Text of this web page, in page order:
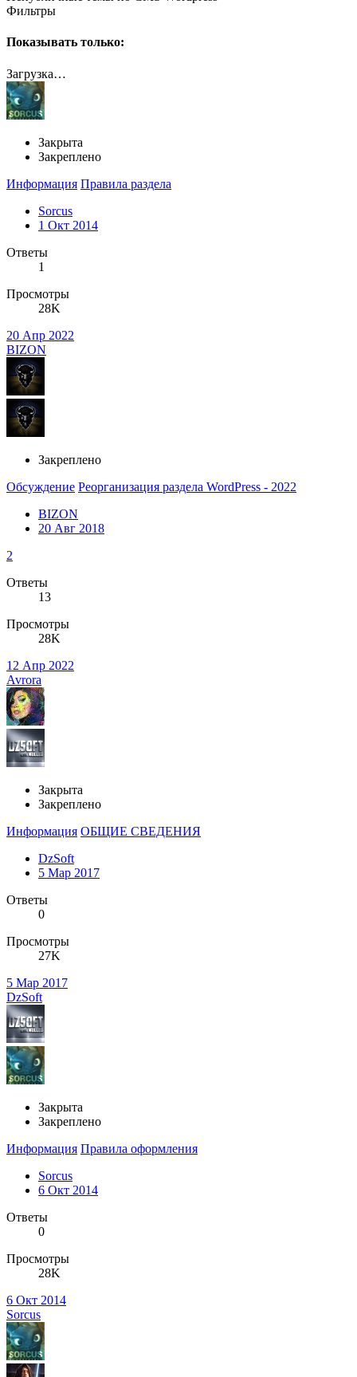
Фильтры
Показывать только:
Загрузка…
Закрыта
Закреплено
Информация Правила раздела
Sorcus
1 Окт 2014
Ответы
1
Просмотры
28K
20 Апр 2022
BIZON
Закреплено
Обсуждение Реорганизация раздела WordPress - 2022
BIZON
20 Авг 2018
2
Ответы
13
Просмотры
28K
12 Апр 2022
Avrora
Закрыта
Закреплено
Информация ОБЩИЕ СВЕДЕНИЯ
DzSoft
5 Мар 2017
Ответы
0
Просмотры
27K
5 Мар 2017
DzSoft
Закрыта
Закреплено
Информация Правила оформления
Sorcus
6 Окт 2014
Ответы
0
Просмотры
28K
6 Окт 2014
Sorcus